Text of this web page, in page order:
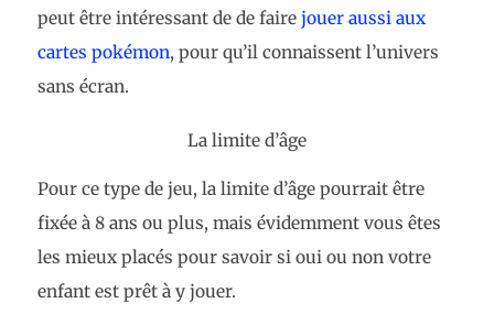
peut être intéressant de de faire jouer aussi aux
cartes pokémon, pour qu’il connaissent l’univers
sans écran.
La limite d’âge
Pour ce type de jeu, la limite d’âge pourrait être
fixée à 8 ans ou plus, mais évidemment vous êtes
les mieux placés pour savoir si oui ou non votre
enfant est prêt à y jouer.